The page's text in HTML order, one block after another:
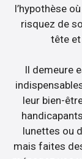
l’hypothèse
risquez de
tête
Il demeure
leur bien-
lunettes ou
mais faites